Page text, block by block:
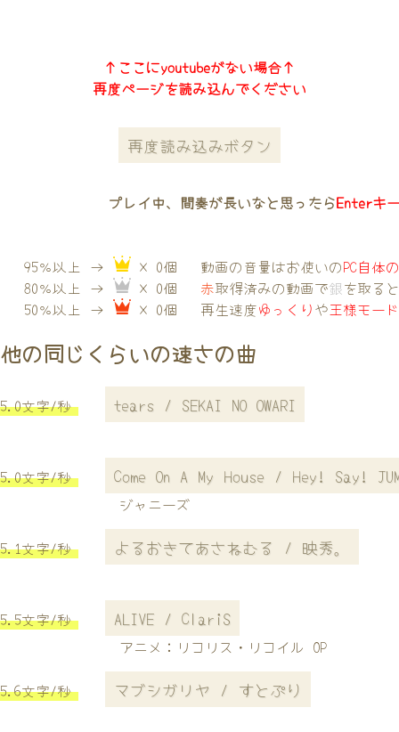
↑ここにyoutubeがない場合↑
再度ページを読み込んでください
再度読み込みボタン
プレイ中、間奏が長いなと思ったらEnterキ
95％以上 →
× 0個
80％以上 →
× 0個
50％以上 →
× 0個
動画の音量はお使いのPC自体
赤取得済みの動画で銀を取る
再生速度ゆっくりや王様モー
他の同じくらいの速さの曲
5.0文字/秒 tears / SEKAI NO OWARI
5.0文字/秒 Come On A My House / Hey! Say!
ジャニーズ
5.1文字/秒 よるおきてあさねむる / 映秀。
5.5文字/秒 ALIVE / ClariS
アニメ：リコリス・リコイル OP
5.6文字/秒 マブシガリヤ / すとぷり